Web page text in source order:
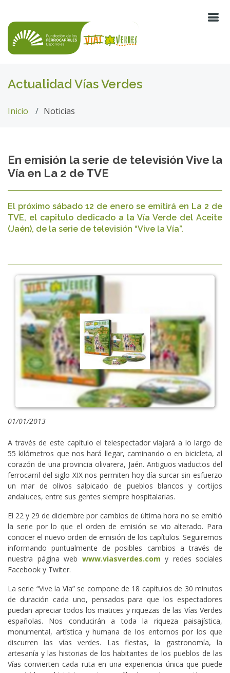
Actualidad Vías Verdes
Inicio Noticias
En emisión la serie de televisión Vive la
Vía en La 2 de TVE
El próximo sábado 12 de enero se emitirá en La 2 de
TVE, el capitulo dedicado a la Vía Verde del Aceite
(Jaén), de la serie de televisión “Vive la Vía”.
01/01/2013
A través de este capítulo el telespectador viajará a lo largo de
55 kilómetros que nos hará llegar, caminando o en bicicleta, al
corazón de una provincia olivarera, Jaén. Antiguos viaductos del
ferrocarril del siglo XIX nos permiten hoy día surcar sin esfuerzo
un mar de olivos salpicado de pueblos blancos y cortijos
andaluces, entre sus gentes siempre hospitalarias.
El 22 y 29 de diciembre por cambios de última hora no se emitió
la serie por lo que el orden de emisión se vio alterado. Para
conocer el nuevo orden de emisión de los capítulos. Seguiremos
informando puntualmente de posibles cambios a través de
nuestra página web www.viasverdes.com y redes sociales
Facebook y Twiter.
La serie “Vive la Vía” se compone de 18 capítulos de 30 minutos
de duración cada uno, pensados para que los espectadores
puedan apreciar todos los matices y riquezas de las Vías Verdes
españolas. Nos conducirán a toda la riqueza paisajística,
monumental, artística y humana de los entornos por los que
discurren las vías verdes. Las fiestas, la gastronomía, la
artesanía y las historias de los habitantes de los pueblos de las
Vías convierten cada ruta en una experiencia única que puede